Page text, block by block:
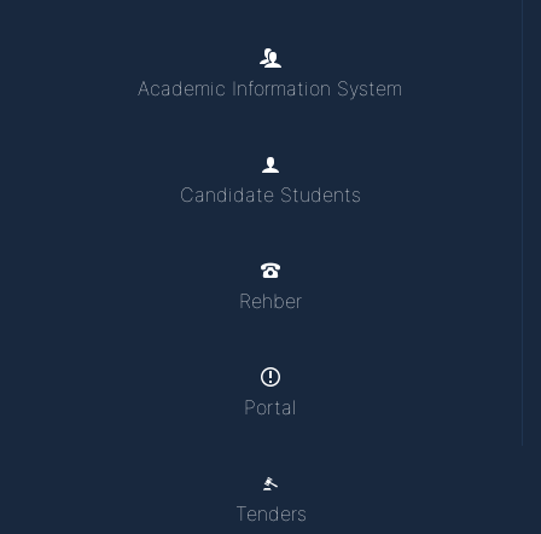
Academic Information System
Candidate Students
Rehber
Portal
Tenders